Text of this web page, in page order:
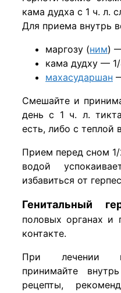
кама дудха с 1 ч. л.
Для приема внутрь
маргозу (ним)
кама дудху —
махасударшан
Смешайте и
день с 1 ч. л.
есть, либо с теплой
Прием перед сном
водой
избавиться от
Генитальный
половых органах и
контакте.
При лечении
принимайте
рецепты,